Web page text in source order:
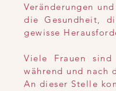
Veränderungen
die Gesundheit,
gewisse
Viele Frauen
während und nach
An dieser Stelle